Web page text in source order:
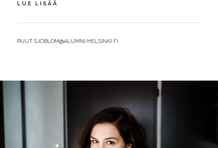
LUE LISÄÄ
EETTINEN
EKOLOGINEN
BY
RUUT.SJOBLOM@ALUMNI.HELSINKI.FI